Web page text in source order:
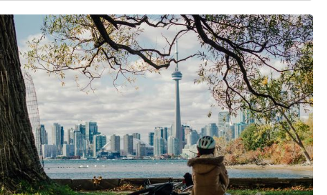
Engelstalige privégids je mee langs de meest iconische
bezienswaardigheden, zodat je het échte Tokyo ervaart. Je
avontuur begint in de ochtend, wanneer je de gids ontmoet
in de lobby van je hotel. Vanuit hier verplaats je je per
openbaar vervoer, zoals een echte local. De dag start met
een sushi-workshop, waar je in twee uur de fijne kneepjes
van het sushi maken leert. Uiteraard proef je daarna je
eigen creaties als lunch. Na deze smaakvolle ervaring
verken je enkele van Tokyo’s bekendste highlights,